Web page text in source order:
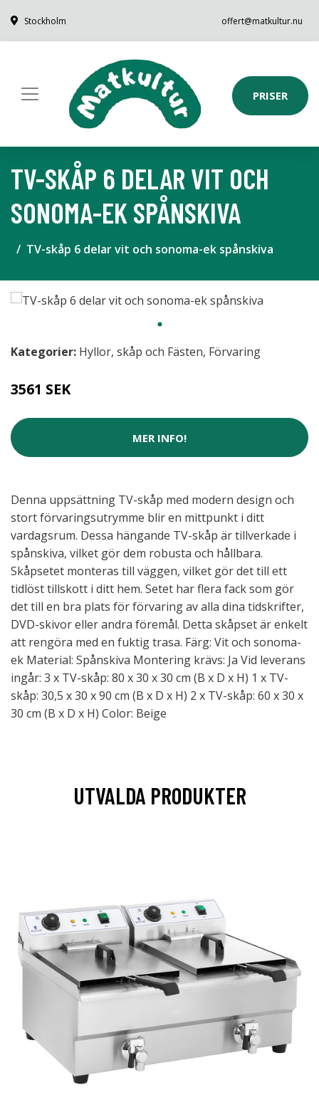
Stockholm offert@matkultur.nu
PRISER
TV-SKÅP 6 DELAR VIT OCH
SONOMA-EK SPÅNSKIVA
TV-skåp 6 delar vit och sonoma-ek spånskiva
Kategorier: Hyllor, skåp och Fästen, Förvaring
3561 SEK
MER INFO!
Denna uppsättning TV-skåp med modern design och
stort förvaringsutrymme blir en mittpunkt i ditt
vardagsrum. Dessa hängande TV-skåp är tillverkade i
spånskiva, vilket gör dem robusta och hållbara.
Skåpsetet monteras till väggen, vilket gör det till ett
tidlöst tillskott i ditt hem. Setet har flera fack som gör
det till en bra plats för förvaring av alla dina tidskrifter,
DVD-skivor eller andra föremål. Detta skåpset är enkelt
att rengöra med en fuktig trasa. Färg: Vit och sonoma-
ek Material: Spånskiva Montering krävs: Ja Vid leverans
ingår: 3 x TV-skåp: 80 x 30 x 30 cm (B x D x H) 1 x TV-
skåp: 30,5 x 30 x 90 cm (B x D x H) 2 x TV-skåp: 60 x 30 x
30 cm (B x D x H) Color: Beige
UTVALDA PRODUKTER